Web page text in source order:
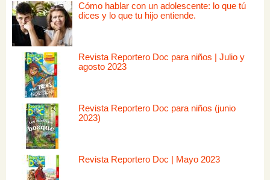
Cómo hablar con un adolescente: lo que tú
dices y lo que tu hijo entiende.
Revista Reportero Doc para niños | Julio y
agosto 2023
Revista Reportero Doc para niños (junio
2023)
Revista Reportero Doc | Mayo 2023